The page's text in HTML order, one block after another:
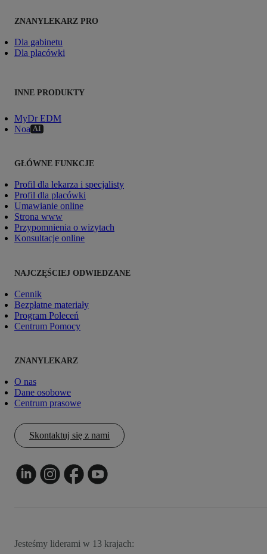
ZNANYLEKARZ PRO
Dla gabinetu
Dla placówki
INNE PRODUKTY
MyDr EDM
Noa AI
GŁÓWNE FUNKCJE
Profil dla lekarza i specjalisty
Profil dla placówki
Umawianie online
Strona www
Przypomnienia o wizytach
Konsultacje online
NAJCZĘŚCIEJ ODWIEDZANE
Cennik
Bezpłatne materiały
Program Poleceń
Centrum Pomocy
ZNANYLEKARZ
O nas
Dane osobowe
Centrum prasowe
Skontaktuj się z nami
Jesteśmy liderami w 13 krajach: